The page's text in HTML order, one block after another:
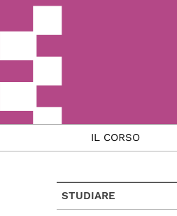
IL CORSO
STUDIARE